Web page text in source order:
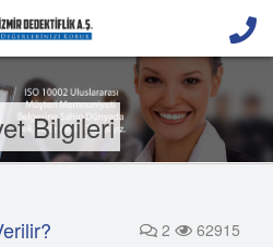
Bilgileri
2 62915